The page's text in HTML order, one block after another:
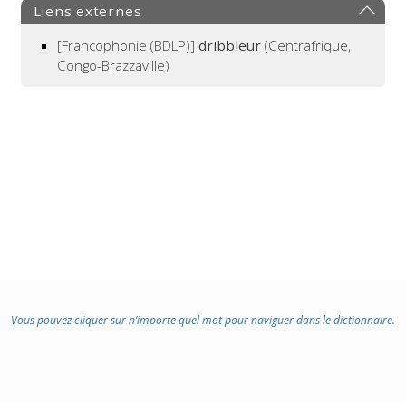
Liens externes
[Francophonie (BDLP)] dribbleur (Centrafrique,
Congo-Brazzaville)
Vous pouvez cliquer sur n’importe quel mot pour naviguer dans le dictionnaire.